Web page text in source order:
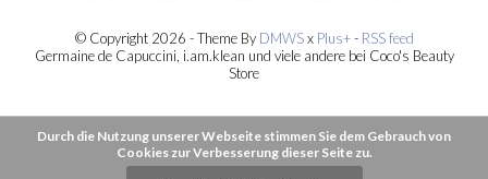
© Copyright 2026 - Theme By DMWSx Plus+- RSS feed
Germaine de Capuccini, i.am.klean und viele andere bei Coco's Beauty
Store
Durch die Nutzung unserer Webseite stimmen Sie dem Gebrauch von
Cookies zur Verbesserung dieser Seite zu.